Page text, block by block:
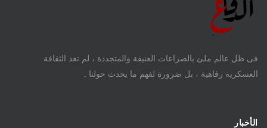
فى ظل عالم ملئ بالصراعات العنيفة والمتجددة ، لم تعد الثقافة
العسكرية رفاهية ، بل ضرورة لفهم ما يحدث حولنا .
الأخبار